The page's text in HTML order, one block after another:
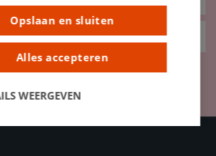
Opslaan en sluiten
Alles accepteren
WEERGEVEN